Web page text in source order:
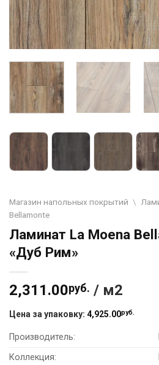
Магазин напольных покрытий \
Bellamonte
Ламинат La Moena
«Дуб Рим»
2,311.00руб. / м2
Цена за упаковку: 4,925.00руб.
Производитель:
Коллекция: